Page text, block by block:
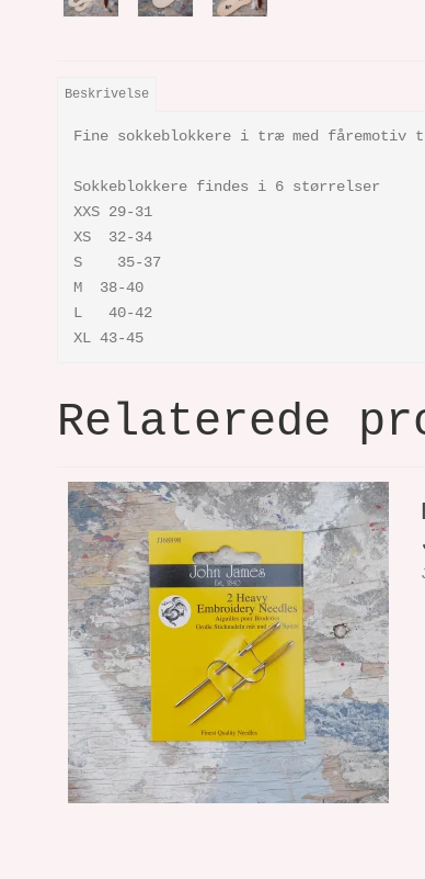
Beskrivelse
Fine sokkeblokkere i træ med fåremotiv
Sokkeblokkere findes i 6 størrelser
XXS 29-31
XS 32-34
S 35-37
M 38-40
L 40-42
XL 43-45
Relaterede